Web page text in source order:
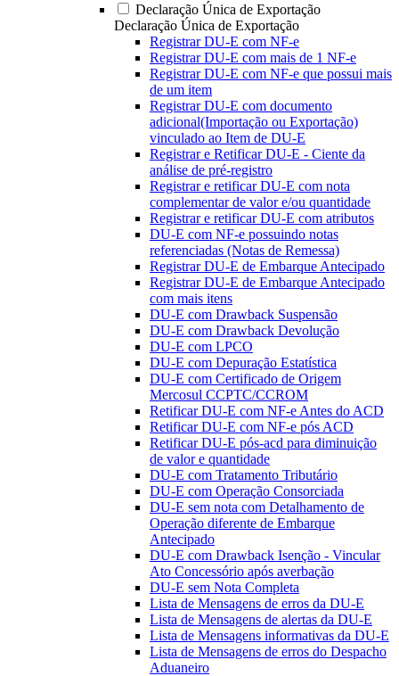
Declaração Única de Exportação
Declaração Única de Exportação
Registrar DU-E com NF-e
Registrar DU-E com mais de 1 NF-e
Registrar DU-E com NF-e que possui mais
de um item
Registrar DU-E com documento
adicional(Importação ou Exportação)
vinculado ao Item de DU-E
Registrar e Retificar DU-E - Ciente da
análise de pré-registro
Registrar e retificar DU-E com nota
complementar de valor e/ou quantidade
Registrar e retificar DU-E com atributos
DU-E com NF-e possuindo notas
referenciadas (Notas de Remessa)
Registrar DU-E de Embarque Antecipado
Registrar DU-E de Embarque Antecipado
com mais itens
DU-E com Drawback Suspensão
DU-E com Drawback Devolução
DU-E com LPCO
DU-E com Depuração Estatística
DU-E com Certificado de Origem
Mercosul CCPTC/CCROM
Retificar DU-E com NF-e Antes do ACD
Retificar DU-E com NF-e pós ACD
Retificar DU-E pós-acd para diminuição
de valor e quantidade
DU-E com Tratamento Tributário
DU-E com Operação Consorciada
DU-E sem nota com Detalhamento de
Operação diferente de Embarque
Antecipado
DU-E com Drawback Isenção - Vincular
Ato Concessório após averbação
DU-E sem Nota Completa
Lista de Mensagens de erros da DU-E
Lista de Mensagens de alertas da DU-E
Lista de Mensagens informativas da DU-E
Lista de Mensagens de erros do Despacho
Aduaneiro